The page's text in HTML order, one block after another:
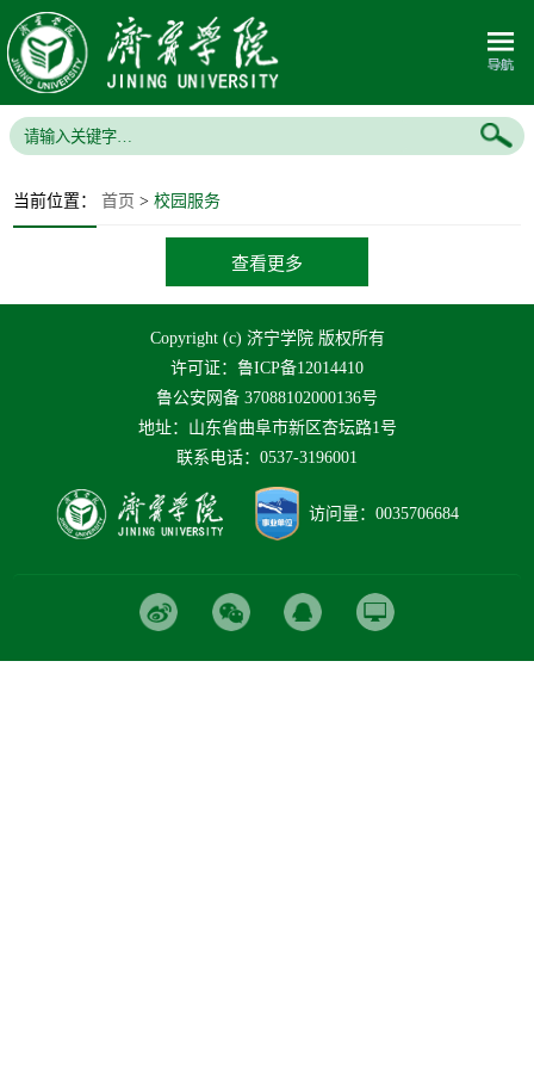
当前位置： 首页 >校园服务
查看更多
Copyright (c) 济宁学院 版权所有
许可证：鲁ICP备12014410
鲁公安网备 37088102000136号
地址：山东省曲阜市新区杏坛路1号
联系电话：0537-3196001
访问量：0035706684